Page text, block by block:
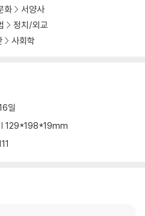
화
서양사
정치/외교
사회학
일
129*198*19mm